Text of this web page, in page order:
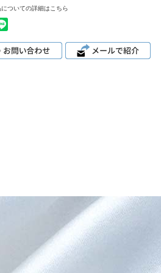
についての詳細はこちら